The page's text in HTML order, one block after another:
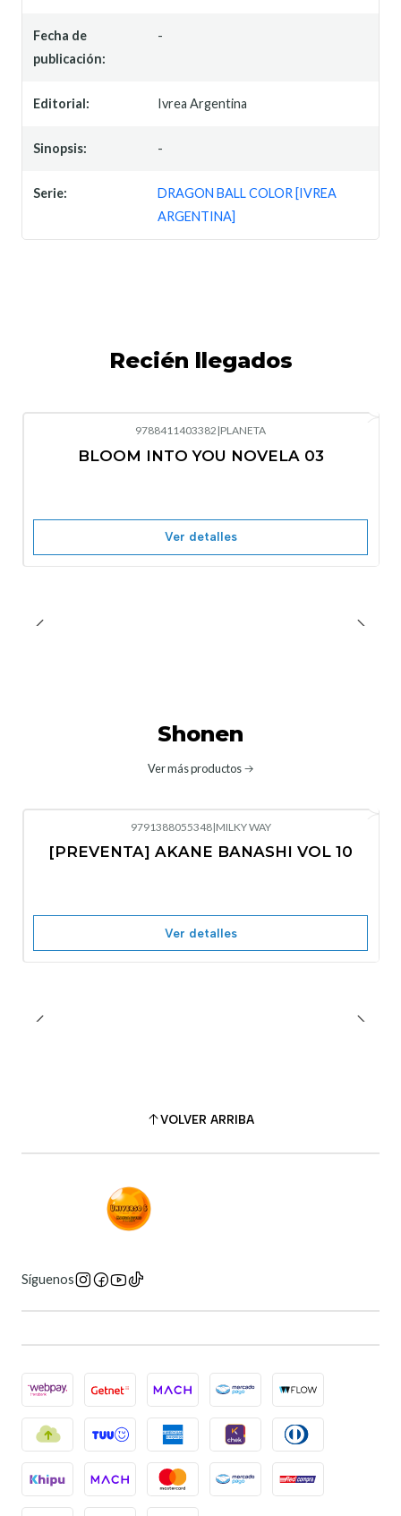
Fecha de
publicación:
-
Editorial: Ivrea Argentina
Sinopsis: -
Serie:
DRAGON BALL COLOR [IVREA
ARGENTINA]
Recién llegados
Nuevo
9788411403382 |PLANETA
BLOOM INTO YOU NOVELA 03
Ver detalles
Shonen
Ver más productos
No disponible
9791388055348|MILKY WAY
[PREVENTA] AKANE BANASHI VOL 10
Ver detalles
VOLVER ARRIBA
Síguenos